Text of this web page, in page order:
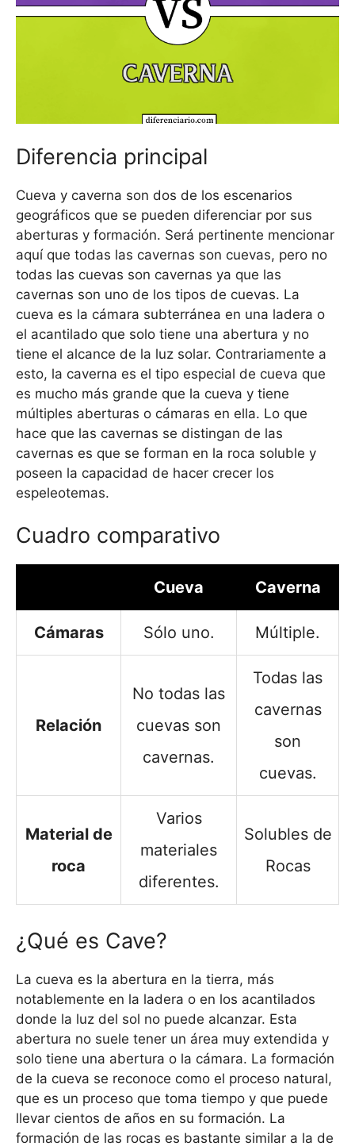
Diferencia principal
Cueva y caverna son dos de los escenarios
geográficos que se pueden diferenciar por sus
aberturas y formación. Será pertinente mencionar
aquí que todas las cavernas son cuevas, pero no
todas las cuevas son cavernas ya que las
cavernas son uno de los tipos de cuevas. La
cueva es la cámara subterránea en una ladera o
el acantilado que solo tiene una abertura y no
tiene el alcance de la luz solar. Contrariamente a
esto, la caverna es el tipo especial de cueva que
es mucho más grande que la cueva y tiene
múltiples aberturas o cámaras en ella. Lo que
hace que las cavernas se distingan de las
cavernas es que se forman en la roca soluble y
poseen la capacidad de hacer crecer los
espeleotemas.
Cuadro comparativo
Cueva Caverna
Cámaras Sólo uno. Múltiple.
Relación
No todas las
cuevas son
cavernas.
Todas las
cavernas
son
cuevas.
Material de
roca
Varios
materiales
diferentes.
Solubles de
Rocas
¿Qué es Cave?
La cueva es la abertura en la tierra, más
notablemente en la ladera o en los acantilados
donde la luz del sol no puede alcanzar. Esta
abertura no suele tener un área muy extendida y
solo tiene una abertura o la cámara. La formación
de la cueva se reconoce como el proceso natural,
que es un proceso que toma tiempo y que puede
llevar cientos de años en su formación. La
formación de las rocas es bastante similar a la de